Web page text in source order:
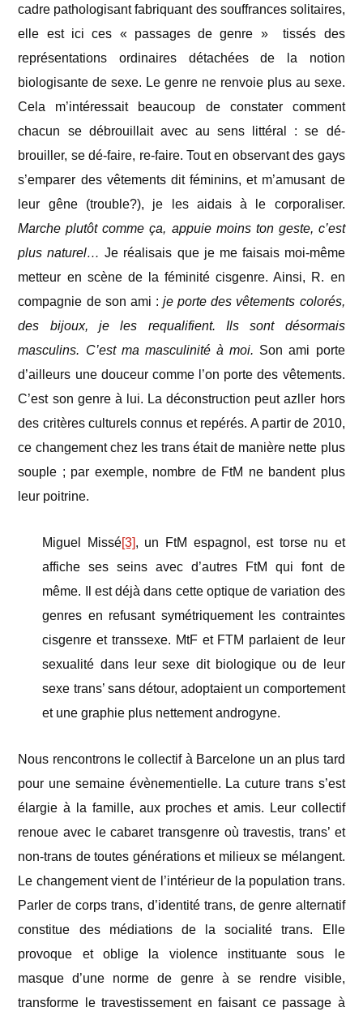
cadre pathologisant fabriquant des souffrances solitaires,
elle est ici ces « passages de genre » tissés des
représentations ordinaires détachées de la notion
biologisante de sexe. Le genre ne renvoie plus au sexe.
Cela m’intéressait beaucoup de constater comment
chacun se débrouillait avec au sens littéral : se dé-
brouiller, se dé-faire, re-faire. Tout en observant des gays
s’emparer des vêtements dit féminins, et m’amusant de
leur gêne (trouble?), je les aidais à le corporaliser.
Marche plutôt comme ça, appuie moins ton geste, c’est
plus naturel… Je réalisais que je me faisais moi-même
metteur en scène de la féminité cisgenre. Ainsi, R. en
compagnie de son ami :je porte des vêtements colorés,
des bijoux, je les requalifient. Ils sont désormais
masculins. C’est ma masculinité à moi. Son ami porte
d’ailleurs une douceur comme l’on porte des vêtements.
C’est son genre à lui. La déconstruction peut azller hors
des critères culturels connus et repérés. A partir de 2010,
ce changement chez les trans était de manière nette plus
souple ; par exemple, nombre de FtM ne bandent plus
leur poitrine.
Miguel Missé[3], un FtM espagnol, est torse nu et
affiche ses seins avec d’autres FtM qui font de
même. Il est déjà dans cette optique de variation des
genres en refusant symétriquement les contraintes
cisgenre et transsexe. MtF et FTM parlaient de leur
sexualité dans leur sexe dit biologique ou de leur
sexe trans’ sans détour, adoptaient un comportement
et une graphie plus nettement androgyne.
Nous rencontrons le collectif à Barcelone un an plus tard
pour une semaine évènementielle. La cuture trans s’est
élargie à la famille, aux proches et amis. Leur collectif
renoue avec le cabaret transgenre où travestis, trans’ et
non-trans de toutes générations et milieux se mélangent.
Le changement vient de l’intérieur de la population trans.
Parler de corps trans, d’identité trans, de genre alternatif
constitue des médiations de la socialité trans. Elle
provoque et oblige la violence instituante sous le
masque d’une norme de genre à se rendre visible,
transforme le travestissement en faisant ce passage à